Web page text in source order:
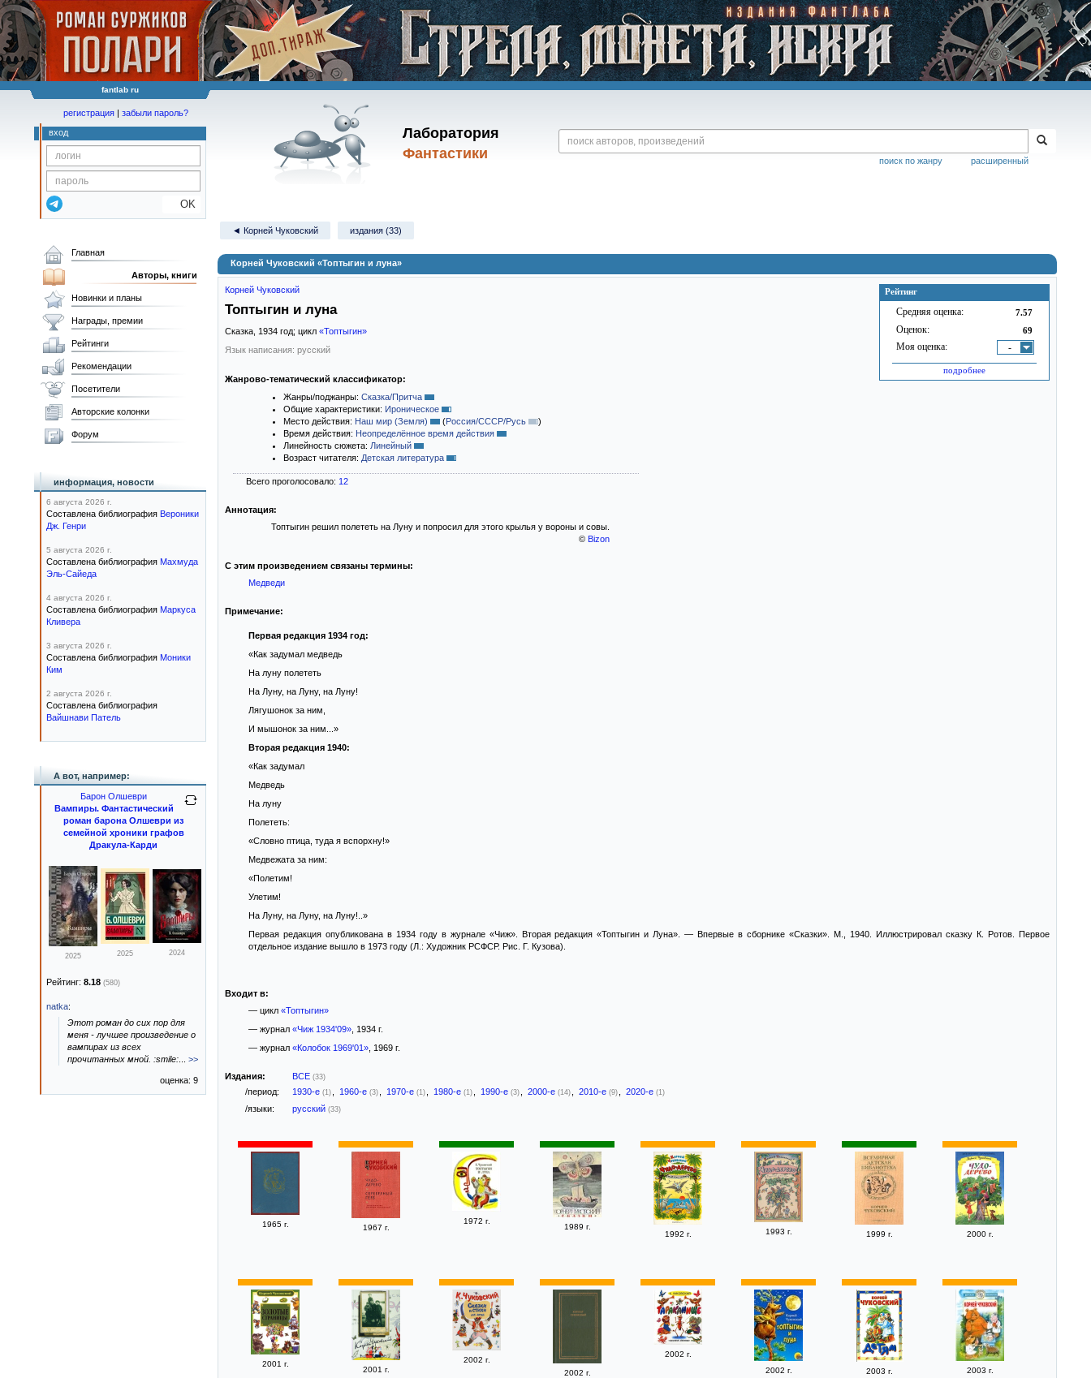
fantlab ru
Лаборатория
Фантастики
расширенный
поиск по жанру
регистрация | забыли пароль?
вход
OK
◄ Корней Чуковский издания (33)
Корней Чуковский «Топтыгин и луна»
Рейтинг
Средняя оценка: 7.57
Оценок: 69
Моя оценка: -
подробнее
Корней Чуковский
Топтыгин и луна
Сказка, 1934 год; цикл «Топтыгин»
Язык написания: русский
Жанрово-тематический классификатор:
Жанры/поджанры: Сказка/Притча
Общие характеристики: Ироническое
Место действия: Наш мир (Земля) (Россия/СССР/Русь
)
Время действия: Неопределённое время действия
Линейность сюжета: Линейный
Возраст читателя: Детская литература
Всего проголосовало: 12
Аннотация:
Топтыгин решил полететь на Луну и попросил для этого крылья у вороны и совы.
© Bizon
С этим произведением связаны термины:
Медведи
Примечание:
Первая редакция 1934 год:
«Как задумал медведь
На луну полететь
На Луну, на Луну, на Луну!
Лягушонок за ним,
И мышонок за ним...»
Вторая редакция 1940:
«Как задумал
Медведь
На луну
Полететь:
«Словно птица, туда я вспорхну!»
Медвежата за ним:
«Полетим!
Улетим!
На Луну, на Луну, на Луну!..»
Первая редакция опубликована в 1934 году в журнале «Чиж». Вторая редакция «Топтыгин и Луна». — Впервые в сборнике «Сказки». М., 1940. Иллюстрировал сказку К. Ротов. Первое
отдельное издание вышло в 1973 году (Л.: Художник РСФСР. Рис. Г. Кузова).
Входит в:
— цикл «Топтыгин»
— журнал «Чиж 1934'09», 1934 г.
— журнал «Колобок 1969'01», 1969 г.
Издания: ВСЕ (33)
/период: 1930-е (1) 1960-е (3) 1970-е (1) 1980-е (1) 1990-е (3) 2000-е (14) 2010-е (9) 2020-е (1)
/языки: русский (33)
1965 г. 1967 г.
1972 г.
1989 г.
1992 г.
1993 г. 1999 г. 2000 г.
2001 г.
2001 г.
2002 г.
2002 г.
2002 г.
2002 г.
2003 г. 2003 г.
Главная
Авторы, книги
Новинки и планы
Награды, премии
Рейтинги
Рекомендации
Посетители
Авторские колонки
Форум
информация, новости
6 августа 2026 г.
Составлена библиография Вероники
Дж. Генри
5 августа 2026 г.
Составлена библиография Махмуда
Эль-Сайеда
4 августа 2026 г.
Составлена библиография Маркуса
Кливера
3 августа 2026 г.
Составлена библиография Моники
Ким
2 августа 2026 г.
Составлена библиография
Вайшнави Патель
А вот, например:
Барон Олшеври
Вампиры. Фантастический
роман барона Олшеври из
семейной хроники графов
Дракула-Карди
2025 2025 2024
Рейтинг: 8.18 (580)
natka:
Этот роман до сих пор для
меня - лучшее произведение о
вампирах из всех
прочитанных мной. :smile:
>>
оценка: 9